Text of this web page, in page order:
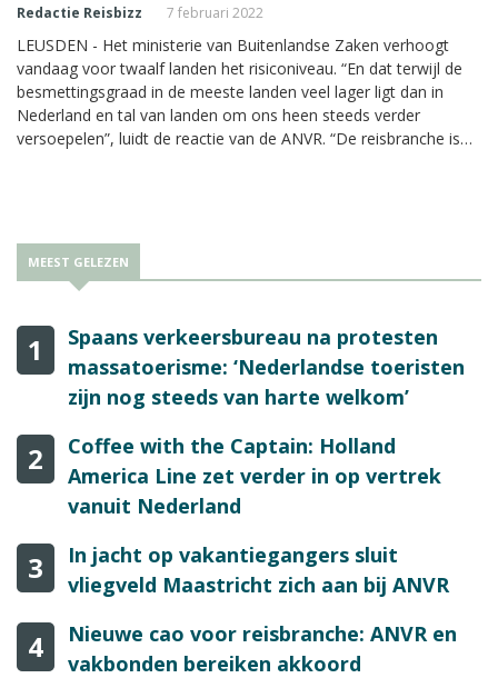
Redactie Reisbizz 7 februari 2022
LEUSDEN - Het ministerie van Buitenlandse Zaken verhoogt
vandaag voor twaalf landen het risiconiveau. “En dat terwijl de
besmettingsgraad in de meeste landen veel lager ligt dan in
Nederland en tal van landen om ons heen steeds verder
versoepelen”, luidt de reactie van de ANVR. “De reisbranche is
MEEST GELEZEN
1
Spaans verkeersbureau na protesten
massatoerisme: ‘Nederlandse toeristen
zijn nog steeds van harte welkom’
2
Coffee with the Captain: Holland
America Line zet verder in op vertrek
vanuit Nederland
3
In jacht op vakantiegangers sluit
vliegveld Maastricht zich aan bij ANVR
4
Nieuwe cao voor reisbranche: ANVR en
vakbonden bereiken akkoord